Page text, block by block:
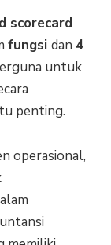
scorecard
fungsi dan 4
untuk
penting.
operasional,